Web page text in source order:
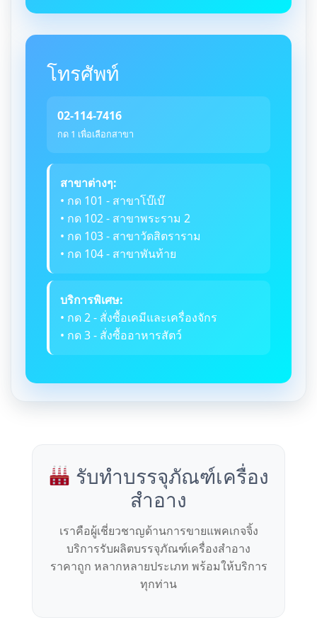
โทรศัพท์
02-114-7416
กด 1 เพื่อเลือกสาขา
สาขาต่างๆ:
• กด 101 - สาขาโบ๊เบ๊
• กด 102 - สาขาพระราม 2
• กด 103 - สาขาวัดสิตราราม
• กด 104 - สาขาพันท้าย
บริการพิเศษ:
• กด 2 - สั่งซื้อเคมีและเครื่องจักร
• กด 3 - สั่งซื้ออาหารสัตว์
รับทำบรรจุภัณฑ์เครื่อง
สำอาง
เราคือผู้เชี่ยวชาญด้านการขายแพคเกจจิ้ง
บริการรับผลิตบรรจุภัณฑ์เครื่องสำอาง
ราคาถูก หลากหลายประเภท พร้อมให้บริการ
ทุกท่าน